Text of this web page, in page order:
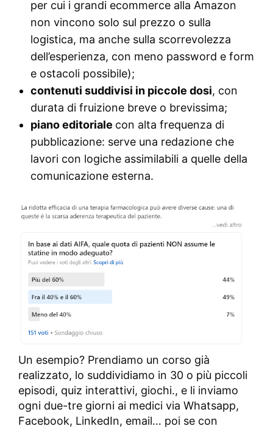
per cui i grandi ecommerce alla Amazon
non vincono solo sul prezzo o sulla
logistica, ma anche sulla scorrevolezza
dell’esperienza, con meno password e form
e ostacoli possibile);
contenuti suddivisi in piccole dosi, con
durata di fruizione breve o brevissima;
piano editoriale con alta frequenza di
pubblicazione: serve una redazione che
lavori con logiche assimilabili a quelle della
comunicazione esterna.
Un esempio? Prendiamo un corso già
realizzato, lo suddividiamo in 30 o più piccoli
episodi, quiz interattivi, giochi., e li inviamo
ogni due-tre giorni ai medici via Whatsapp,
Facebook, LinkedIn, email… poi se con